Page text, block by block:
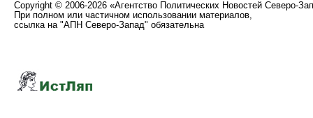
Copyright © 2006-2026 «Агентство Политических Новостей Северо-
При полном или частичном использовании материалов,
ссылка на "АПН Северо-Запад" обязательна